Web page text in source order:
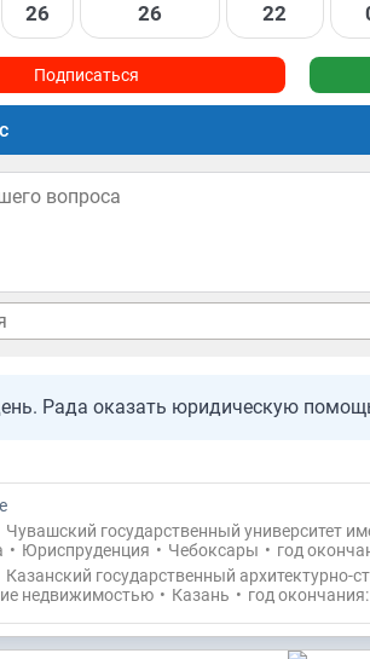
26 26 22
Подписаться
Рада оказать юридическую
Чувашский государственный университет
• Юриспруденция • Чебоксары • год
Казанский государственный архитектурно-
недвижимостью • Казань • год